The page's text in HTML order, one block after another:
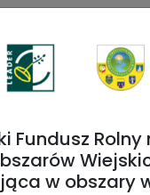
rower
Wypożyczalni>>
Fundusz Rolny
w obszary